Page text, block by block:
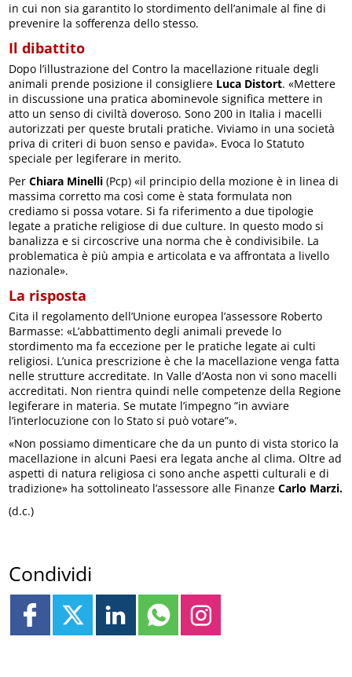
in cui non sia garantito lo stordimento dell’animale al fine di
prevenire la sofferenza dello stesso.
Il dibattito
Dopo l’illustrazione del Contro la macellazione rituale degli
animali prende posizione il consigliere Luca Distort. «Mettere
in discussione una pratica abominevole significa mettere in
atto un senso di civiltà doveroso. Sono 200 in Italia i macelli
autorizzati per queste brutali pratiche. Viviamo in una società
priva di criteri di buon senso e pavida». Evoca lo Statuto
speciale per legiferare in merito.
PerChiara Minelli (Pcp) «il principio della mozione è in linea di
massima corretto ma così come è stata formulata non
crediamo si possa votare. Si fa riferimento a due tipologie
legate a pratiche religiose di due culture. In questo modo si
banalizza e si circoscrive una norma che è condivisibile. La
problematica è più ampia e articolata e va affrontata a livello
nazionale».
La risposta
Cita il regolamento dell’Unione europea l’assessore Roberto
Barmasse: «L’abbattimento degli animali prevede lo
stordimento ma fa eccezione per le pratiche legate ai culti
religiosi. L’unica prescrizione è che la macellazione venga fatta
nelle strutture accreditate. In Valle d’Aosta non vi sono macelli
accreditati. Non rientra quindi nelle competenze della Regione
legiferare in materia. Se mutate l’impegno ”in avviare
l’interlocuzione con lo Stato si può votare”».
«Non possiamo dimenticare che da un punto di vista storico la
macellazione in alcuni Paesi era legata anche al clima. Oltre ad
aspetti di natura religiosa ci sono anche aspetti culturali e di
tradizione» ha sottolineato l’assessore alle FinanzeCarlo Marzi.
(d.c.)
Condividi